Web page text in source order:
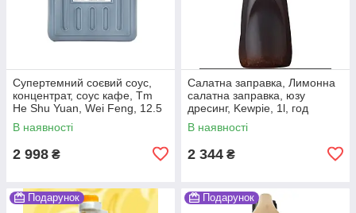
Супертемний соєвий соус,
концентрат, соус кафе, Tm
He Shu Yuan, Wei Feng, 12.5
л, ZUS
В наявності
2 998 ₴
Салатна заправка, Лимонна
салатна заправка, юзу
дресинг, Kewpie, 1l, год
В наявності
2 344 ₴
Подарунок Подарунок